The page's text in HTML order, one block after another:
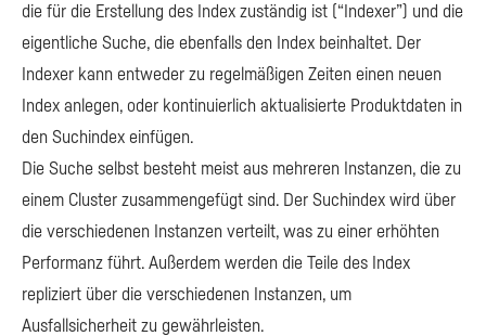
die für die Erstellung des Index zuständig ist (“Indexer”) und die
eigentliche Suche, die ebenfalls den Index beinhaltet. Der
Indexer kann entweder zu regelmäßigen Zeiten einen neuen
Index anlegen, oder kontinuierlich aktualisierte Produktdaten in
den Suchindex einfügen.
Die Suche selbst besteht meist aus mehreren Instanzen, die zu
einem Cluster zusammengefügt sind. Der Suchindex wird über
die verschiedenen Instanzen verteilt, was zu einer erhöhten
Performanz führt. Außerdem werden die Teile des Index
repliziert über die verschiedenen Instanzen, um
Ausfallsicherheit zu gewährleisten.